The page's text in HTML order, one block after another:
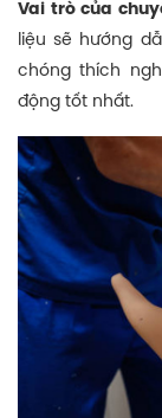
Vai trò của
liệu sẽ hướng
chóng thích
động tốt nhất.